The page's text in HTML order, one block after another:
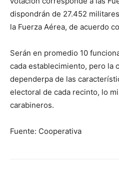
dispondrán de 27.452
la Fuerza Aérea, de acuerdo
Serán en promedio 10
cada establecimiento, pero la
dependerpa de las
electoral de cada recinto, lo
carabineros.
Fuente: Cooperativa